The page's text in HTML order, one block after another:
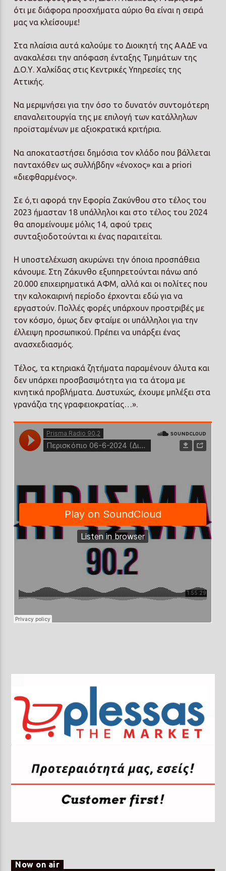
ότι με διάφορα προσχήματα αύριο θα είναι η σειρά
μας να κλείσουμε!
Στα πλαίσια αυτά καλούμε το Διοικητή της ΑΑΔΕ να
ανακαλέσει την απόφαση ένταξης Τμημάτων της
Δ.Ο.Υ. Χαλκίδας στις Κεντρικές Υπηρεσίες της
Αττικής.
Να μεριμνήσει για την όσο το δυνατόν συντομότερη
επαναλειτουργία της με επιλογή των κατάλληλων
προϊσταμένων με αξιοκρατικά κριτήρια.
Να αποκαταστήσει δημόσια τον κλάδο που βάλλεται
πανταχόθεν ως συλλήβδην «ένοχος» και a priori
«διεφθαρμένος».
Σε ό,τι αφορά την Εφορία Ζακύνθου στο τέλος του
2023 ήμασταν 18 υπάλληλοι και στο τέλος του 2024
θα απομείνουμε μόλις 14, αφού τρεις
συνταξιοδοτούνται κι ένας παραιτείται.
Η υποστελέχωση ακυρώνει την όποια προσπάθεια
κάνουμε. Στη Ζάκυνθο εξυπηρετούνται πάνω από
20.000 επιχειρηματικά ΑΦΜ, αλλά και οι πολίτες που
την καλοκαιρινή περίοδο έρχονται εδώ για να
εργαστούν. Πολλές φορές υπάρχουν προστριβές με
τον κόσμο, όμως δεν φταίμε οι υπάλληλοι για την
έλλειψη προσωπικού. Πρέπει να υπάρξει ένας
ανασχεδιασμός.
Τέλος, τα κτηριακά ζητήματα παραμένουν άλυτα και
δεν υπάρχει προσβασιμότητα για τα άτομα με
κινητικά προβλήματα. Δυστυχώς, έχουμε μπλέξει στα
γρανάζια της γραφειοκρατίας…».
Now on air